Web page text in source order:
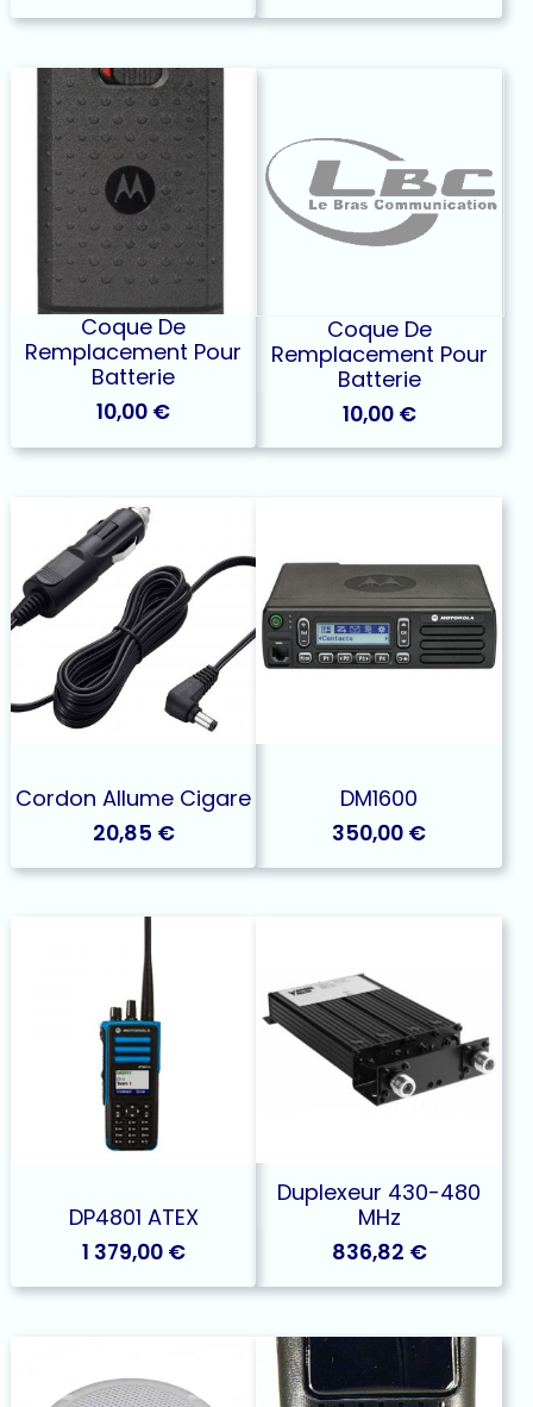
Coque De
Remplacement Pour
Batterie
10,00 €
Coque De
Remplacement Pour
Batterie
10,00 €
Cordon Allume Cigare
20,85 €
DM1600
350,00 €
DP4801 ATEX
1 379,00 €
Duplexeur 430-480
MHz
836,82 €